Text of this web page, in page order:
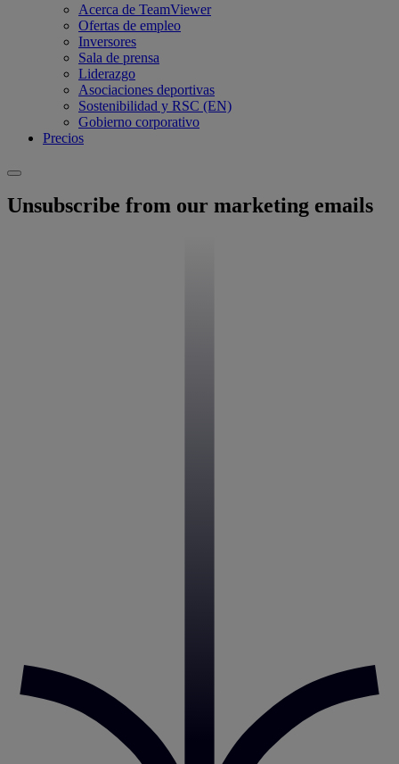
Acerca de TeamViewer
Ofertas de empleo
Inversores
Sala de prensa
Liderazgo
Asociaciones deportivas
Sostenibilidad y RSC (EN)
Gobierno corporativo
Precios
Unsubscribe from our marketing emails